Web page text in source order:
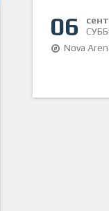
06
Nova